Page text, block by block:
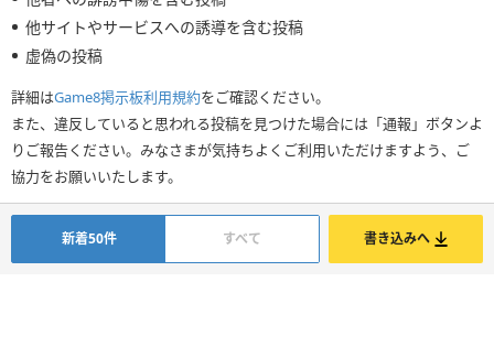
他サイトやサービスへの誘導を含む投稿
虚偽の投稿
詳細はGame8掲示板利用規約をご確認ください。
また、違反していると思われる投稿を見つけた場合には「通報」ボタンよ
りご報告ください。みなさまが気持ちよくご利用いただけますよう、ご
協力をお願いいたします。
新着50件 すべて 書き込みへ